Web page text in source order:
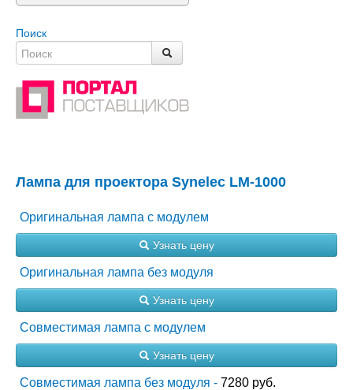
Поиск
Лампа для проектора Synelec LM-1000
Оригинальная лампа с модулем
Узнать цену
Оригинальная лампа без модуля
Узнать цену
Совместимая лампа с модулем
Узнать цену
Совместимая лампа без модуля - 7280 руб.